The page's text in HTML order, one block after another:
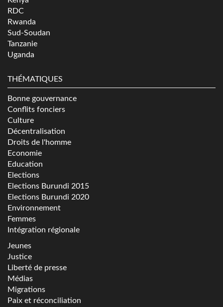
RDC
Rwanda
Sud-Soudan
Tanzanie
Uganda
THÉMATIQUES
Bonne gouvernance
Conflits fonciers
Culture
Décentralisation
Droits de l'homme
Economie
Education
Elections
Elections Burundi 2015
Elections Burundi 2020
Environnement
Femmes
Intégration régionale
Jeunes
Justice
Liberté de presse
Médias
Migrations
Paix et réconciliation